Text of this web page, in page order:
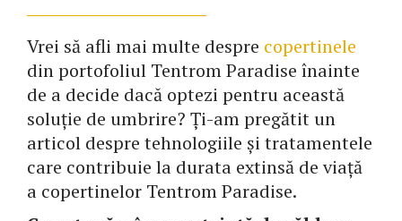
Vrei să afli mai multe despre copertinele
din portofoliul Tentrom Paradise înainte
de a decide dacă optezi pentru această
soluție de umbrire? Ți-am pregătit un
articol despre tehnologiile și tratamentele
care contribuie la durata extinsă de viață
a copertinelor Tentrom Paradise.